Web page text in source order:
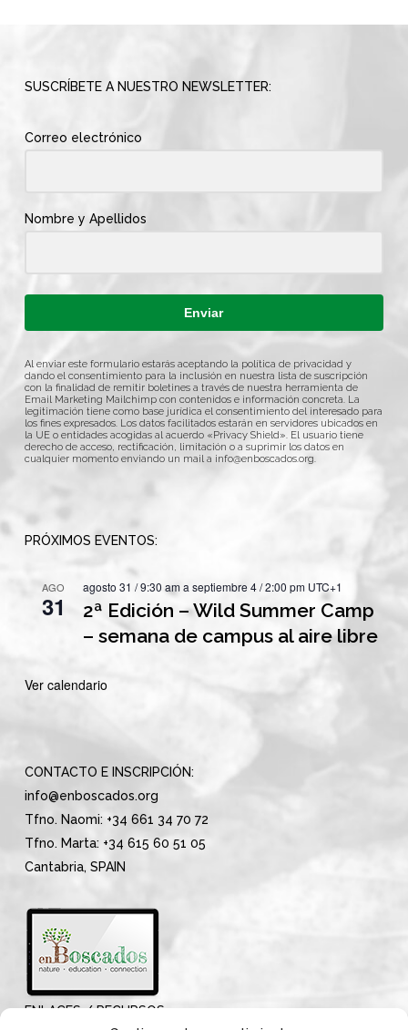
SUSCRÍBETE A NUESTRO NEWSLETTER:
Correo electrónico
Nombre y Apellidos
Enviar
Al enviar este formulario estarás aceptando la política de privacidad y
dando el consentimiento para la inclusión en nuestra lista de suscripción
con la finalidad de remitir boletines a través de nuestra herramienta de
Email Marketing Mailchimp con contenidos e información concreta. La
legitimación tiene como base jurídica el consentimiento del interesado para
los fines expresados. Los datos facilitados estarán en servidores ubicados en
la UE o entidades acogidas al acuerdo «Privacy Shield». El usuario tiene
derecho de acceso, rectificación, limitación o a suprimir los datos en
cualquier momento enviando un mail a info@enboscados.org.
PRÓXIMOS EVENTOS:
AGO
31
agosto 31 / 9:30 ama septiembre 4 / 2:00 pm UTC+1
2ª Edición – Wild Summer Camp
– semana de campus al aire libre
Ver calendario
CONTACTO E INSCRIPCIÓN:
info@enboscados.org
Tfno. Naomi: +34 661 34 70 72
Tfno. Marta: +34 615 60 51 05
Cantabria, SPAIN
ENLACES / RECURSOS